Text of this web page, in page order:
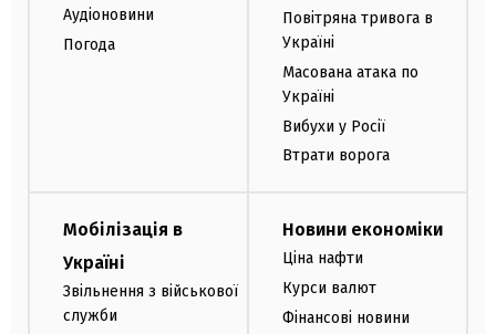
Аудіоновини
Погода
Повітряна тривога в
Україні
Масована атака по
Україні
Вибухи у Росії
Втрати ворога
Мобілізація в
Україні
Звільнення з військової
служби
Новини економіки
Ціна нафти
Курси валют
Фінансові новини